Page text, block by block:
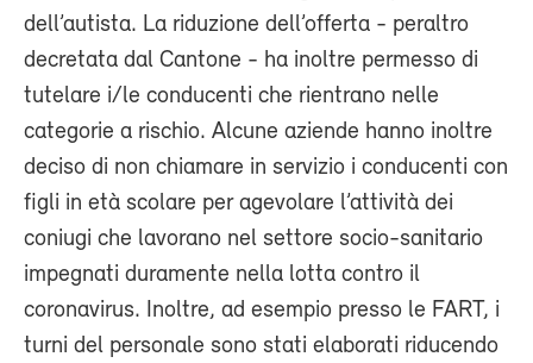
dell’autista. La riduzione dell’offerta - peraltro
decretata dal Cantone - ha inoltre permesso di
tutelare i/le conducenti che rientrano nelle
categorie a rischio. Alcune aziende hanno inoltre
deciso di non chiamare in servizio i conducenti con
figli in età scolare per agevolare l’attività dei
coniugi che lavorano nel settore socio-sanitario
impegnati duramente nella lotta contro il
coronavirus. Inoltre, ad esempio presso le FART, i
turni del personale sono stati elaborati riducendo